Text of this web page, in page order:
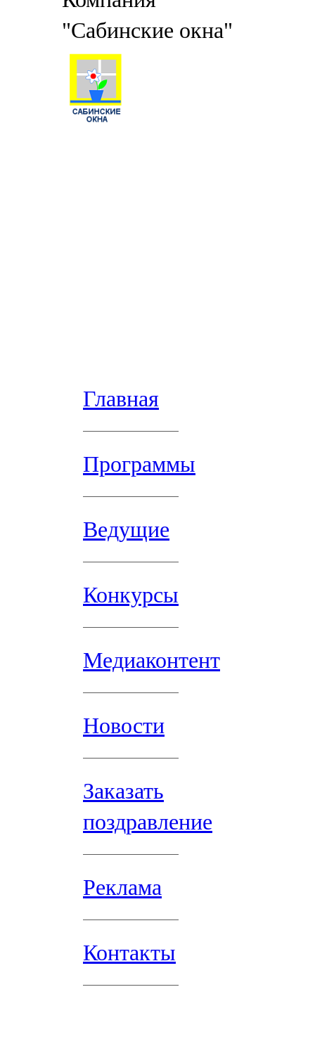
"Сабинские окна"
Главная
Программы
Ведущие
Конкурсы
Медиаконтент
Новости
Заказать
поздравление
Реклама
Контакты